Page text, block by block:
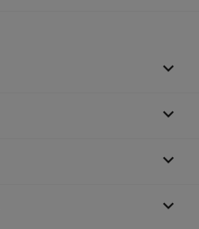



keyboard_arrow_down